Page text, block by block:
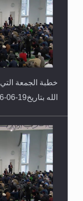
خطبة الجمعة التي
الله بتاريخ19-06-2026